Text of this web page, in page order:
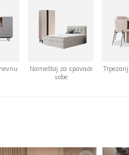
Nameštaj za spavaće
sobe